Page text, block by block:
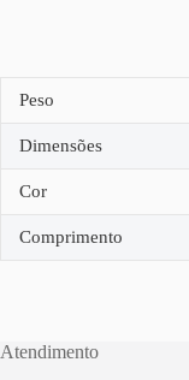
Peso
Dimensões
Cor
Comprimento
Atendimento